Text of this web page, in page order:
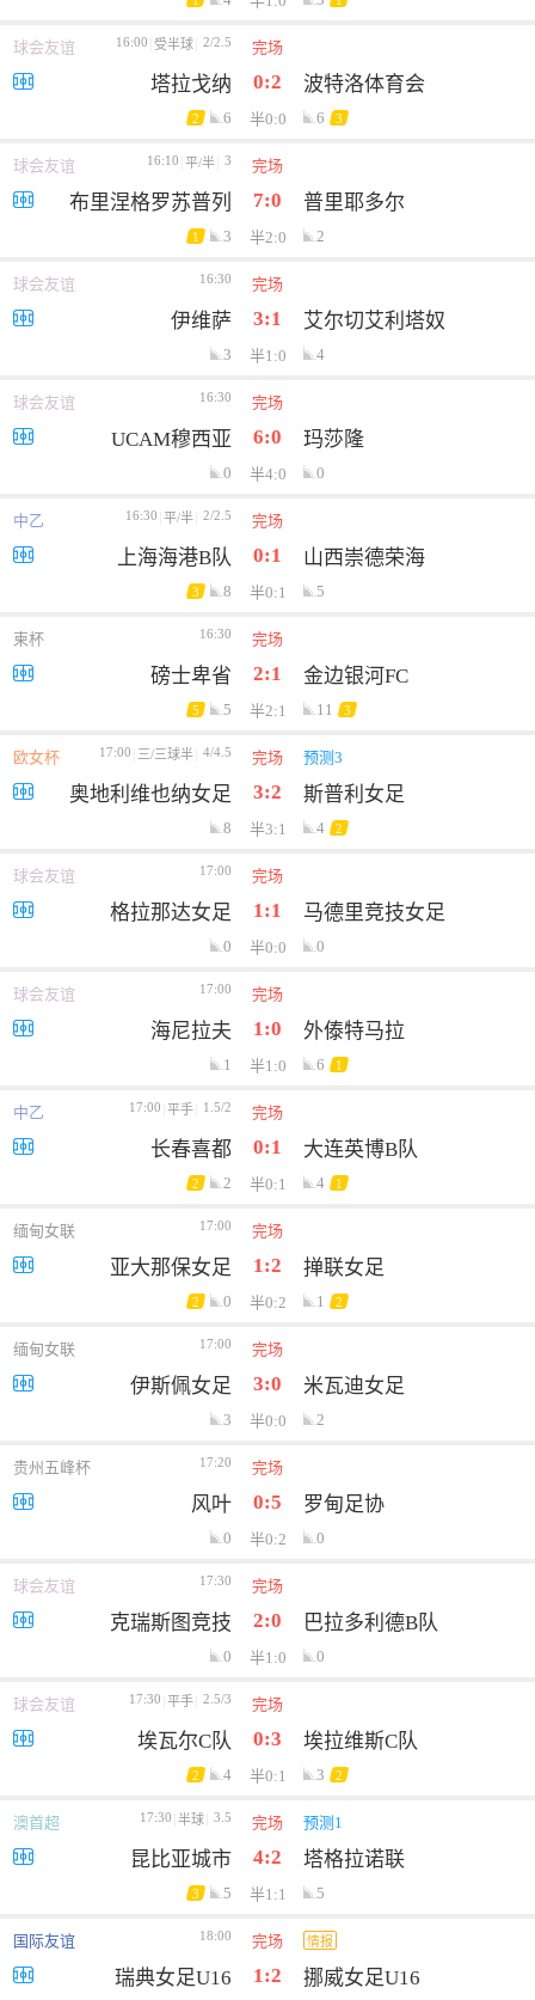
球会友谊 16:00 受半球 2/2.5 完场
塔拉戈纳 0:2 波特洛体育会
2 6 半0:0 6 3
球会友谊 16:10 平/半 3 完场
布里涅格罗苏普列 7:0 普里耶多尔
1 3 半2:0 2
球会友谊 16:30 完场
伊维萨 3:1 艾尔切艾利塔奴
3 半1:0 4
球会友谊 16:30 完场
UCAM穆西亚 6:0 玛莎隆
0 半4:0 0
中乙 16:30 平/半 2/2.5 完场
上海海港B队 0:1 山西崇德荣海
3 8 半0:1 5
柬杯 16:30 完场
磅士卑省 2:1 金边银河FC
5 5 半2:1 11 3
欧女杯 17:00 三/三球半 4/4.5 完场 预测3
奥地利维也纳女足 3:2 斯普利女足
8 半3:1 4 2
球会友谊 17:00 完场
格拉那达女足 1:1 马德里竞技女足
0 半0:0 0
球会友谊 17:00 完场
海尼拉夫 1:0 外傣特马拉
1 半1:0 6 1
中乙 17:00 平手 1.5/2 完场
长春喜都 0:1 大连英博B队
2 2 半0:1 4 1
缅甸女联 17:00 完场
亚大那保女足 1:2 掸联女足
2 0 半0:2 1 2
缅甸女联 17:00 完场
伊斯佩女足 3:0 米瓦迪女足
3 半0:0 2
贵州五峰杯 17:20 完场
风叶 0:5 罗甸足协
0 半0:2 0
球会友谊 17:30 完场
克瑞斯图竞技 2:0 巴拉多利德B队
0 半1:0 0
球会友谊 17:30 平手 2.5/3 完场
埃瓦尔C队 0:3 埃拉维斯C队
2 4 半0:1 3 2
澳首超 17:30 半球 3.5 完场 预测1
昆比亚城市 4:2 塔格拉诺联
3 5 半1:1 5
国际友谊 18:00 完场 情报
瑞典女足U16 1:2 挪威女足U16